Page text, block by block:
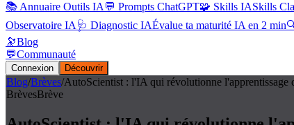
📚 Annuaire Outils IA 💬 Prompts ChatGPT🧩 Skills IASkills
Observatoire IA 🩺 Diagnostic IAÉvalue ta maturité IA en 2 min
🔭Blog
💬Communauté
Connexion Découvrir
Blog/Brèves/AutoScientist : l'IA qui révolutionne l'apprentissage
BrèvesBrève